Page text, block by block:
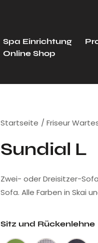
Spa Einrichtung
Online Shop
Startseite Friseur
Sundial L
Zwei- oder Dreisitzer-
Sofa. Alle Farben in Skai
Sitz und Rückenlehne